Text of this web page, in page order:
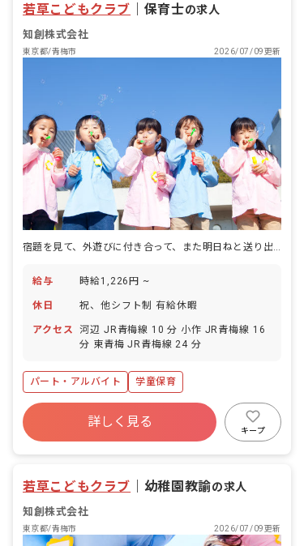
若草こどもクラブ 保育士の求人
知創株式会社
東京都/青梅市 2026/07/09更新
給与 時給1,226円 ~
休日 祝、他シフト制 有給休暇
アクセス
河辺 JR青梅線 10 分 小作 JR青梅線 16
分 東青梅 JR青梅線 24 分
パート・アルバイト 学童保育
詳しく見る
キープ
若草こどもクラブ 幼稚園教諭の求人
知創株式会社
東京都/青梅市 2026/07/09更新